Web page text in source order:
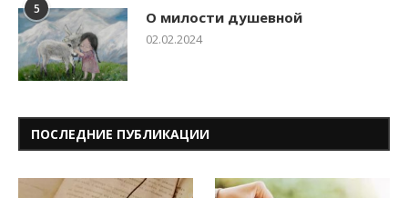
5 О милости душевной
02.02.2024
ПОСЛЕДНИЕ ПУБЛИКАЦИИ